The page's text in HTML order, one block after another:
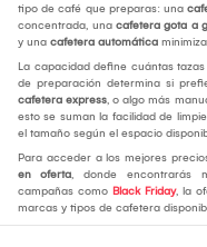
tipo de café que preparas: una
concentrada, una cafetera gota a
y una cafetera automática
La capacidad define cuántas
de preparación determina si
cafetera express, o algo más
esto se suman la facilidad de
el tamaño según el espacio
Para acceder a los mejores
en oferta, donde encontrarás
campañas como Black Friday, la
marcas y tipos de cafetera